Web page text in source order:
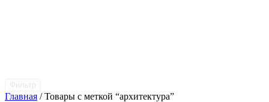
Главная / Товары с меткой “архитектура”